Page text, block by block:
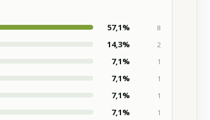
57,1%
8
14,3%
2
7,1%
1
7,1%
1
7,1%
1
7,1% 1